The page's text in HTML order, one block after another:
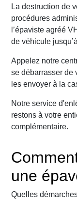
La destruction de
procédures
l’épaviste agréé
de véhicule
Appelez notre
se débarrasser de
les envoyer à la
Notre service
restons à votre
complémentaire.
une
Quelles